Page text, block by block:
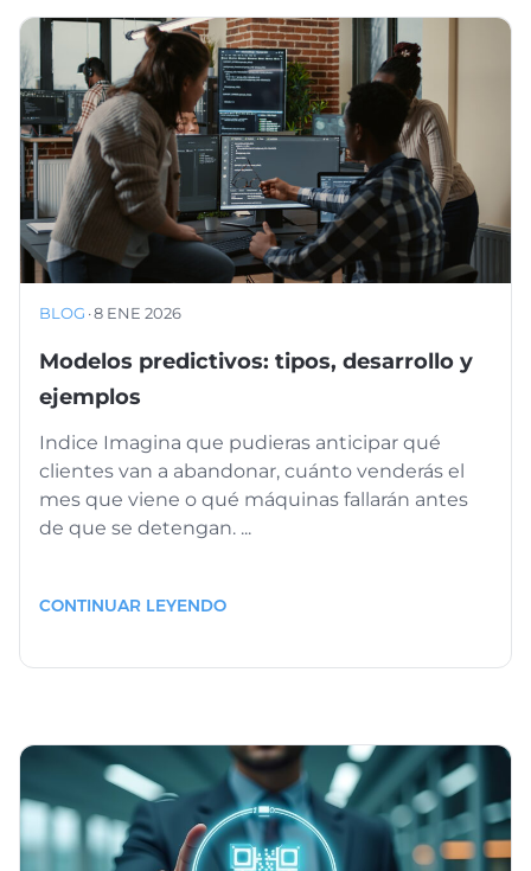
BLOG ·8 ENE 2026
Modelos predictivos: tipos, desarrollo y
ejemplos
Indice Imagina que pudieras anticipar qué
clientes van a abandonar, cuánto venderás el
mes que viene o qué máquinas fallarán antes
de que se detengan. ...
CONTINUAR LEYENDO